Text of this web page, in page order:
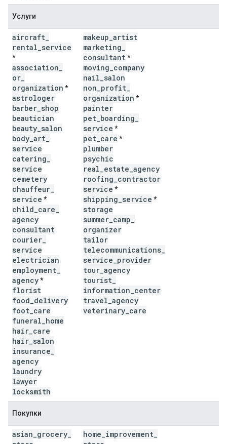
Услуги
aircraft
rental service
*
association
or
organization *
astrologer
barber shop
beautician
beauty salon
body art
service
catering
service
cemetery
chauffeur
service *
child care
agency
consultant
courier
service
electrician
employment
agency*
florist
food delivery
foot care
funeral home
hair care
hair salon
insurance
agency
laundry
lawyer
locksmith
makeup artist
marketing
consultant*
moving company
nail salon
non profit
organization *
painter
pet boarding
service *
pet care *
plumber
psychic
real estate agency
roofing contractor
service *
shipping service *
storage
summer camp
organizer
tailor
telecommunications
service provider
tour agency
tourist
information center
travel agency
veterinary care
Покупки
asian grocery home improvement